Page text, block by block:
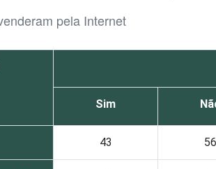
pela Internet
Sim
43 56